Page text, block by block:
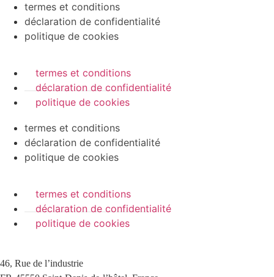
termes et conditions
déclaration de confidentialité
politique de cookies
termes et conditions
déclaration de confidentialité
politique de cookies
termes et conditions
déclaration de confidentialité
politique de cookies
termes et conditions
déclaration de confidentialité
politique de cookies
46, Rue de l’industrie